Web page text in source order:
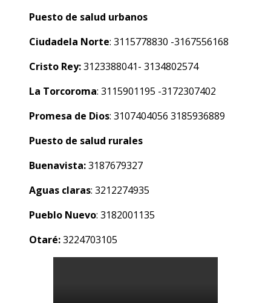
Puesto de salud urbanos
Ciudadela Norte: 3115778830 -3167556168
Cristo Rey:3123388041- 3134802574
La Torcoroma: 3115901195 -3172307402
Promesa de Dios: 3107404056 3185936889
Puesto de salud rurales
Buenavista:3187679327
Aguas claras: 3212274935
Pueblo Nuevo: 3182001135
Otaré:3224703105